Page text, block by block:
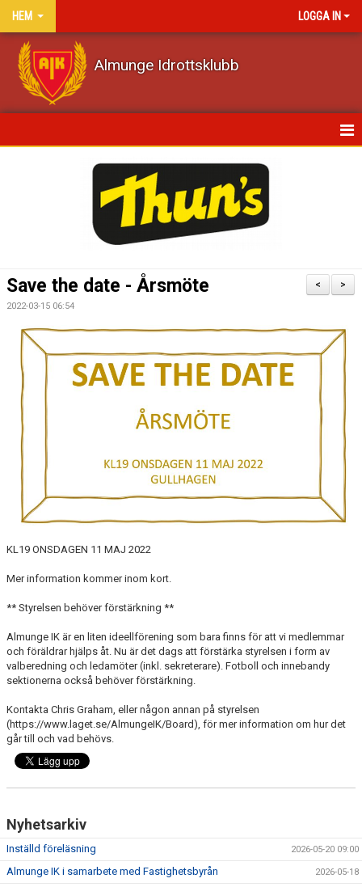
HEM LOGGA IN
Almunge Idrottsklubb
MATCHER
DOKUMENT
KONTAKT
OM KLUBBEN
STARTA ETT LAG
>
<
Save the date - Årsmöte
2022-03-15 06:54
KL19 ONSDAGEN 11 MAJ 2022
Mer information kommer inom kort.
** Styrelsen behöver förstärkning **
Almunge IK är en liten ideellförening som bara finns för att vi medlemmar
och föräldrar hjälps åt. Nu är det dags att förstärka styrelsen i form av
valberedning och ledamöter (inkl. sekreterare). Fotboll och innebandy
sektionerna också behöver förstärkning.
Kontakta Chris Graham, eller någon annan på styrelsen
(https://www.laget.se/AlmungeIK/Board), för mer information om hur det
går till och vad behövs.
Nyhetsarkiv
Inställd föreläsning 2026-05-20 09:00
Almunge IK i samarbete med Fastighetsbyrån 2026-05-18